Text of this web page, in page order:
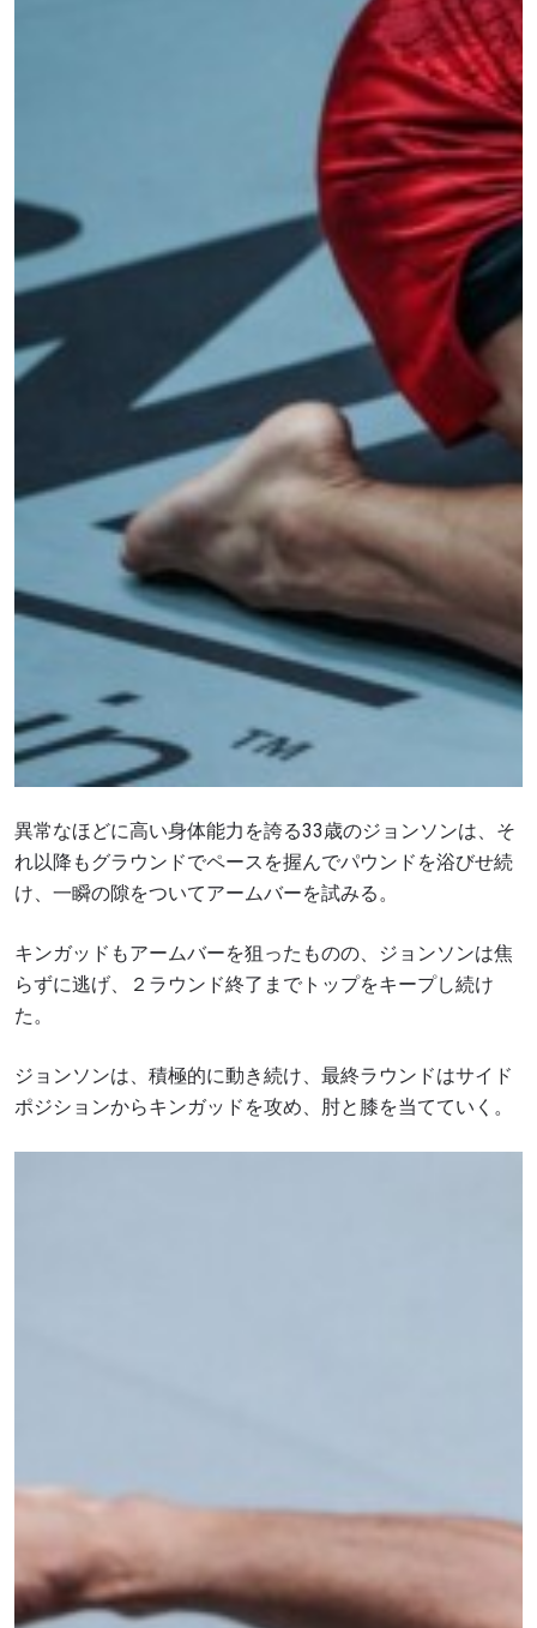
異常なほどに高い身体能力を誇る33歳のジョンソンは、そ
れ以降もグラウンドでペースを握んでパウンドを浴びせ続
け、一瞬の隙をついてアームバーを試みる。
キンガッドもアームバーを狙ったものの、ジョンソンは焦
らずに逃げ、２ラウンド終了までトップをキープし続け
た。
ジョンソンは、積極的に動き続け、最終ラウンドはサイド
ポジションからキンガッドを攻め、肘と膝を当てていく。